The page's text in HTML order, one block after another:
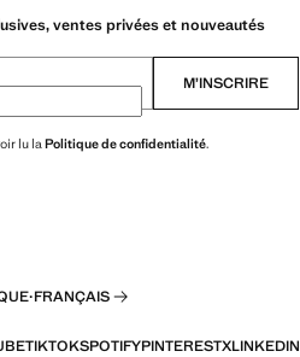
ventes privées et nouveautés
M’INSCRIRE
lu laPolitique de confidentialité.
·FRANÇAIS
TIKTOKSPOTIFYPINTERESTXLINKEDIN